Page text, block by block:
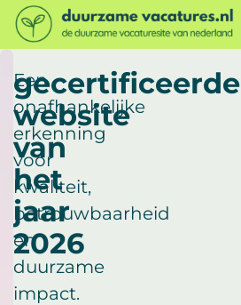
Doorgaan naar inhoud
gecertificeerde
website
van
het
jaar
2026
Een
onafhankelijke
erkenning
voor
kwaliteit,
betrouwbaarheid
én
duurzame
impact.